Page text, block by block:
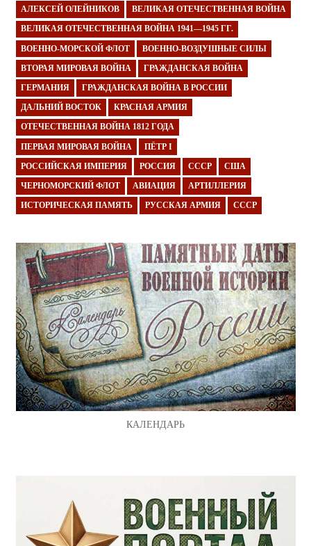
АЛЕКСЕЙ ОЛЕЙНИКОВ ВЕЛИКАЯ ОТЕЧЕСТВЕННАЯ ВОЙНА
ВЕЛИКАЯ ОТЕЧЕСТВЕННАЯ ВОЙНА 1941—1945 ГГ.
ВОЕННО-МОРСКОЙ ФЛОТ ВОЕННО-ВОЗДУШНЫЕ СИЛЫ
ВТОРАЯ МИРОВАЯ ВОЙНА ГРАЖДАНСКАЯ ВОЙНА
ГЕРМАНИЯ ГРАЖДАНСКАЯ ВОЙНА В РОССИИ
ДАЛЬНИЙ ВОСТОК КРАСНАЯ АРМИЯ
ОТЕЧЕСТВЕННАЯ ВОЙНА 1812 ГОДА
ПЕРВАЯ МИРОВАЯ ВОЙНА ПЁТР I
РОССИЙСКАЯ ИМПЕРИЯ РОССИЯ СССР США
ЧЕРНОМОРСКИЙ ФЛОТ АВИАЦИЯ АРТИЛЛЕРИЯ
ИСТОРИЧЕСКАЯ ПАМЯТЬ РУССКАЯ АРМИЯ СССР
КАЛЕНДАРЬ